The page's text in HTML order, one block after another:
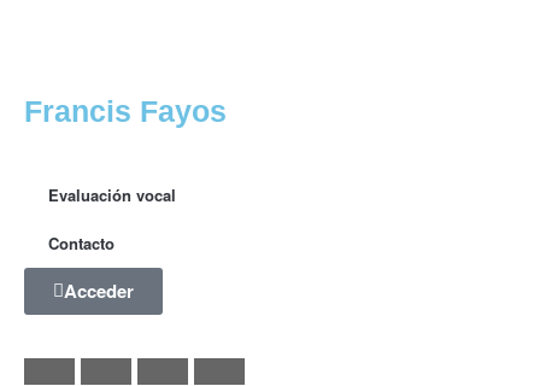
Francis Fayos
Evaluación vocal
Contacto
Acceder